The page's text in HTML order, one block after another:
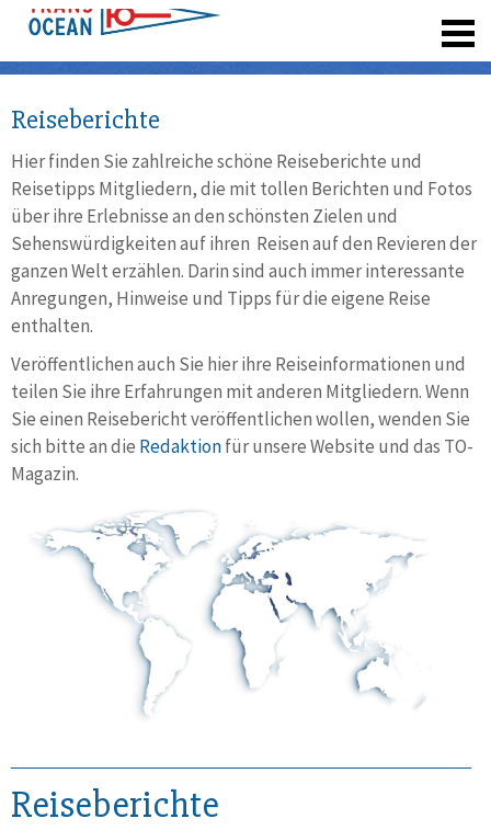
Reiseberichte
Hier finden Sie zahlreiche schöne Reiseberichte und
Reisetipps Mitgliedern, die mit tollen Berichten und Fotos
über ihre Erlebnisse an den schönsten Zielen und
Sehenswürdigkeiten auf ihren Reisen auf den Revieren der
ganzen Welt erzählen. Darin sind auch immer interessante
Anregungen, Hinweise und Tipps für die eigene Reise
enthalten.
Veröffentlichen auch Sie hier ihre Reiseinformationen und
teilen Sie ihre Erfahrungen mit anderen Mitgliedern. Wenn
Sie einen Reisebericht veröffentlichen wollen, wenden Sie
sich bitte an die Redaktionfür unsere Website und das TO-
Magazin.
Reiseberichte